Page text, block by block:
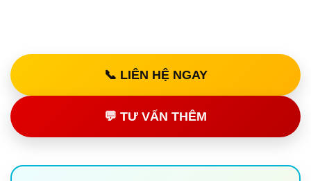
📞 LIÊN HỆ NGAY
💬 TƯ VẤN THÊM